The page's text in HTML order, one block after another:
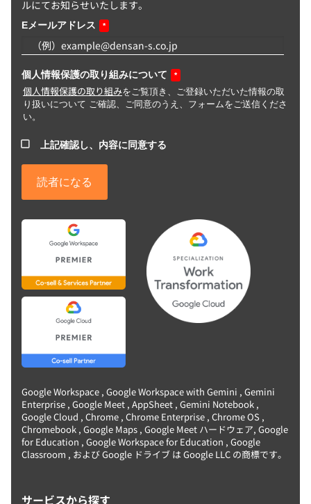
サービスから探す
ルにてお知らせいたします。
Eメールアドレス *
個人情報保護の取り組みについて *
個人情報保護の取り組みをご覧頂き、ご登録いただいた情報の取
り扱いについて ご確認、ご同意のうえ、フォームをご送信くださ
い。
上記確認し、内容に同意する
Google Workspace , Google Workspace with Gemini , Gemini
Enterprise , Google Meet , AppSheet , Gemini Notebook ,
Google Cloud , Chrome , Chrome Enterprise , Chrome OS ,
Chromebook , Google Maps , Google Meet ハードウェア, Google
for Education , Google Workspace for Education , Google
Classroom , および Google ドライブ は Google LLC の商標です。